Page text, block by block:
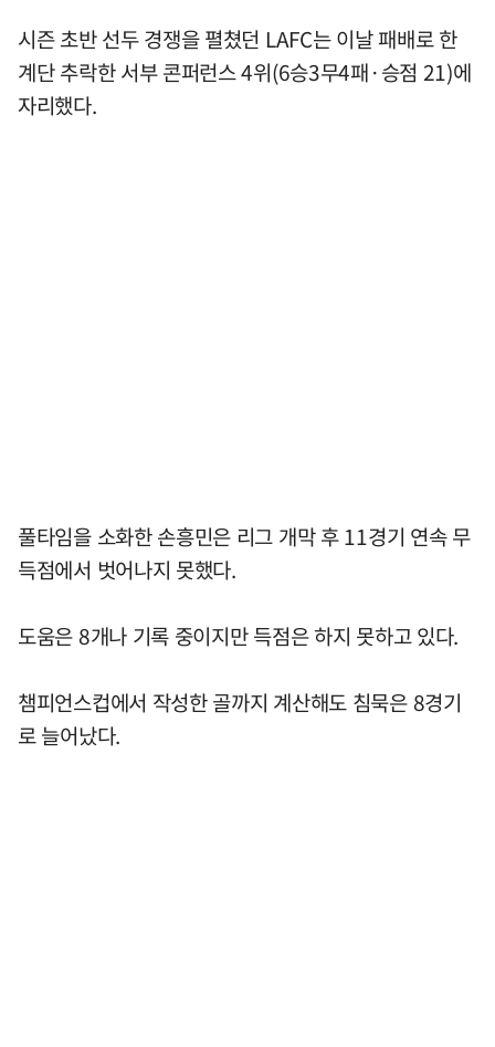
시즌 초반 선두 경쟁을 펼쳤던 LAFC는 이날 패배로 한
계단 추락한 서부 콘퍼런스 4위(6승3무4패·승점 21)에
자리했다.
풀타임을 소화한 손흥민은 리그 개막 후 11경기 연속 무
득점에서 벗어나지 못했다.
도움은 8개나 기록 중이지만 득점은 하지 못하고 있다.
챔피언스컵에서 작성한 골까지 계산해도 침묵은 8경기
로 늘어났다.